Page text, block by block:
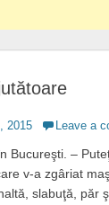
2015 Leave a
Bucureşti. –
v-a zgâriat
slabuţă, păr